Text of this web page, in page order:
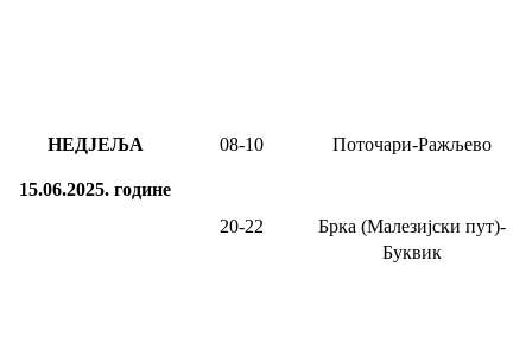
НЕДЈЕЉА
15.06.2025. године
08-10 Поточари-Ражљево
20-22
Брка (Малезијски пут)-
Буквик